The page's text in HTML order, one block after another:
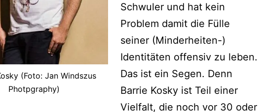
(Foto: Jan Windszus
Photpgraphy)
Schwuler und hat kein
Problem damit die Fülle
seiner (Minderheiten-)
Identitäten offensiv zu leben.
Das ist ein Segen. Denn
Barrie Kosky ist Teil einer
Vielfalt, die noch vor 30 oder